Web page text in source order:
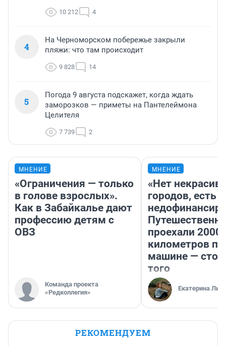
10 212 4
4
На Черноморском побережье закрыли
пляжи: что там происходит
9 828 14
5
Погода 9 августа подскажет, когда ждать
заморозков — приметы на Пантелеймона
Целителя
7 739 2
МНЕНИЕ
«Ограничения — только
в голове взрослых».
Как в Забайкалье дают
профессию детям с
ОВЗ
Команда проекта
«Редколлегия»
МНЕНИЕ
«Нет
городов, есть
проехали 2000
километров по
машине —
того
Екатерина
РЕКОМЕНДУЕМ